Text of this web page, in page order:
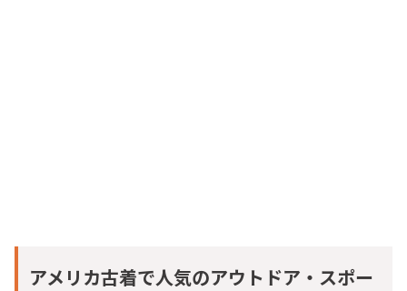
アメリカ古着で人気のアウトドア・スポー